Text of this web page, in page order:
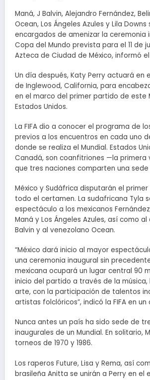
Maná, J Balvin, Alejandro Fernández,
Ocean, Los Ángeles Azules y Lila Downs
encargados de amenizar la ceremonia
Copa del Mundo prevista para el 11 de
Azteca de Ciudad de México, informó el
Un día después, Katy Perry actuará en
de Inglewood, California, para
en el marco del primer partido de este
Estados Unidos.
La FIFA dio a conocer el programa de
previos a los encuentros en cada uno
donde se realiza el Mundial. Estados
Canadá, son coanfitriones —la primera
que tres naciones comparten una sede
México y Sudáfrica disputarán el
todo el certamen. La sudafricana Tyla
espectáculo a los mexicanos
Maná y Los Ángeles Azules, así como
Balvin y al venezolano Ocean.
“México dará inicio al mayor
una ceremonia inaugural sin
mexicana ocupará un lugar central 90
inicio del partido a través de la música,
arte, con la participación de talentos
artistas folclóricos”, indicó la FIFA en un
Nunca antes un país ha sido sede de
inaugurales de un Mundial. En solitario,
torneos de 1970 y 1986.
Los raperos Future, Lisa y Rema, así
brasileña Anitta se unirán a Perry en el